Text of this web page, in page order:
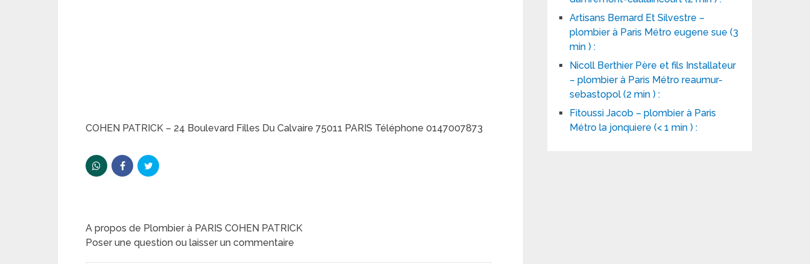
COHEN PATRICK – 24 Boulevard Filles Du Calvaire 75011 PARIS Téléphone 0147007873
A propos de Plombier à PARIS COHEN PATRICK
Poser une question ou laisser un commentaire
Artisans Bernard Et Silvestre –
plombier à Paris Métro eugene sue (3
min ) :
Nicoll Berthier Père et fils Installateur
– plombier à Paris Métro reaumur-
sebastopol (2 min ) :
Fitoussi Jacob – plombier à Paris
Métro la jonquiere (< 1 min ) :